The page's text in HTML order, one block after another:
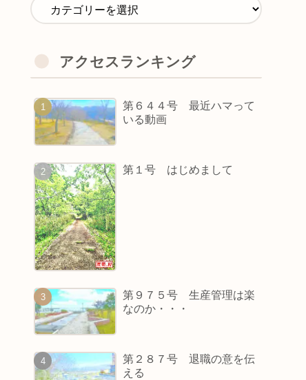
アクセスランキング
第６４４号 最近ハマって
いる動画
第１号 はじめまして
第９７５号 生産管理は楽
なのか・・・
第２８７号 退職の意を伝
える